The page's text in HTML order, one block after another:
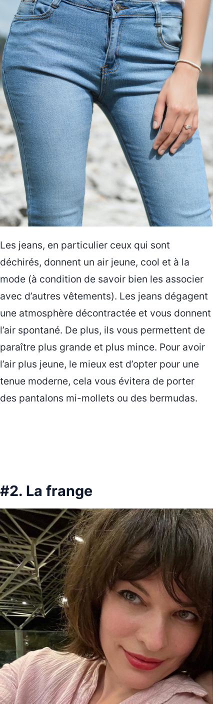
Les jeans, en particulier ceux qui sont
déchirés, donnent un air jeune, cool et à la
mode (à condition de savoir bien les associer
avec d’autres vêtements). Les jeans dégagent
une atmosphère décontractée et vous donnent
l’air spontané. De plus, ils vous permettent de
paraître plus grande et plus mince. Pour avoir
l’air plus jeune, le mieux est d’opter pour une
tenue moderne, cela vous évitera de porter
des pantalons mi-mollets ou des bermudas.
#2. La frange